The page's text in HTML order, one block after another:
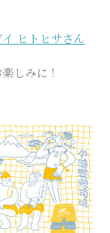
イ ヒトヒサさん
しみに！